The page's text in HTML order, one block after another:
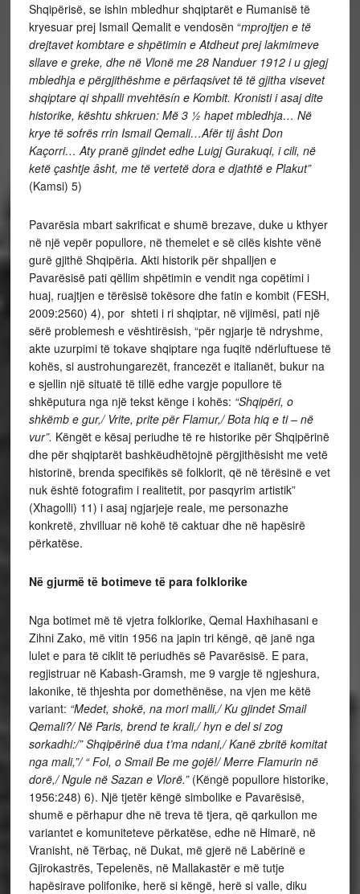
Shqipërisë, se ishin mbledhur shqiptarët e Rumanisë të
kryesuar prej Ismail Qemalit e vendosën “mprojtjen e të
drejtavet kombtare e shpëtimin e Atdheut prej lakmimeve
sllave e greke, dhe në Vlonë me 28 Nanduer 1912 i u gjegj
mbledhja e përgjithëshme e përfaqsivet të të gjitha visevet
shqiptare qi shpalli mvehtësín e Kombit. Kronisti i asaj dite
historike, kështu shkruen: Më 3 ½ hapet mbledhja… Në
krye të sofrës rrin Ismail Qemali…Afër tij âsht Don
Kaçorri… Aty pranë gjindet edhe Luigj Gurakuqi, i cili, në
ketë çashtje âsht, me të vertetë dora e djathtë e Plakut”
(Kamsi) 5)
Pavarësia mbart sakrificat e shumë brezave, duke u kthyer
në një vepër popullore, në themelet e së cilës kishte vënë
gurë gjithë Shqipëria. Akti historik për shpalljen e
Pavarësisë pati qëllim shpëtimin e vendit nga copëtimi i
huaj, ruajtjen e tërësisë tokësore dhe fatin e kombit (FESH,
2009:2560) 4), por shteti i ri shqiptar, në vijimësi, pati një
sërë problemesh e vështirësish, “për ngjarje të ndryshme,
akte uzurpimi të tokave shqiptare nga fuqitë ndërluftuese të
kohës, si austrohungarezët, francezët e italianët, bukur na
e sjellin një situatë të tillë edhe vargje popullore të
shkëputura nga një tekst kënge i kohës: “Shqipëri, o
shkëmb e gur,/ Vrite, prite për Flamur,/ Bota hiq e ti – në
vur”. Këngët e kësaj periudhe të re historike për Shqipërinë
dhe për shqiptarët bashkëudhëtojnë përgjithësisht me vetë
historinë, brenda specifikës së folklorit, që në tërësinë e vet
nuk është fotografim i realitetit, por pasqyrim artistik”
(Xhagolli) 11) i asaj ngjarjeje reale, me personazhe
konkretë, zhvilluar në kohë të caktuar dhe në hapësirë
përkatëse.
Në gjurmë të botimeve të para folklorike
Nga botimet më të vjetra folklorike, Qemal Haxhihasani e
Zihni Zako, më vitin 1956 na japin tri këngë, që janë nga
lulet e para të ciklit të periudhës së Pavarësisë. E para,
regjistruar në Kabash-Gramsh, me 9 vargje të ngjeshura,
lakonike, të thjeshta por domethënëse, na vjen me këtë
variant: “Medet, shokë, na mori malli,/ Ku gjindet Smail
Qemali?/ Në Paris, brend te krali,/ hyn e del si zog
sorkadhi:/” Shqipërinë dua t’ma ndani,/ Kanë zbritë komitat
nga mali,”/ “ Fol, o Smail Be me gojë!/ Merre Flamurin në
dorë,/ Ngule në Sazan e Vlorë.” (Këngë popullore historike,
1956:248) 6). Një tjetër këngë simbolike e Pavarësisë,
shumë e përhapur dhe në treva të tjera, që qarkullon me
variantet e komuniteteve përkatëse, edhe në Himarë, në
Vranisht, në Tërbaç, në Dukat, më gjerë në Labërinë e
Gjirokastrës, Tepelenës, në Mallakastër e më tutje
hapësirave polifonike, herë si këngë, herë si valle, diku